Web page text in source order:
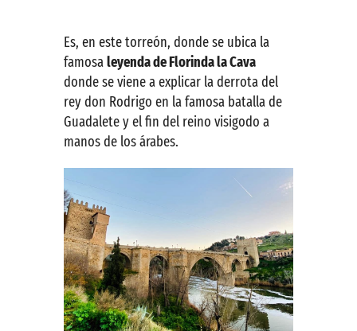
Es, en este torreón, donde se ubica la
famosaleyenda de Florinda la Cava
donde se viene a explicar la derrota del
rey don Rodrigo en la famosa batalla de
Guadalete y el fin del reino visigodo a
manos de los árabes.